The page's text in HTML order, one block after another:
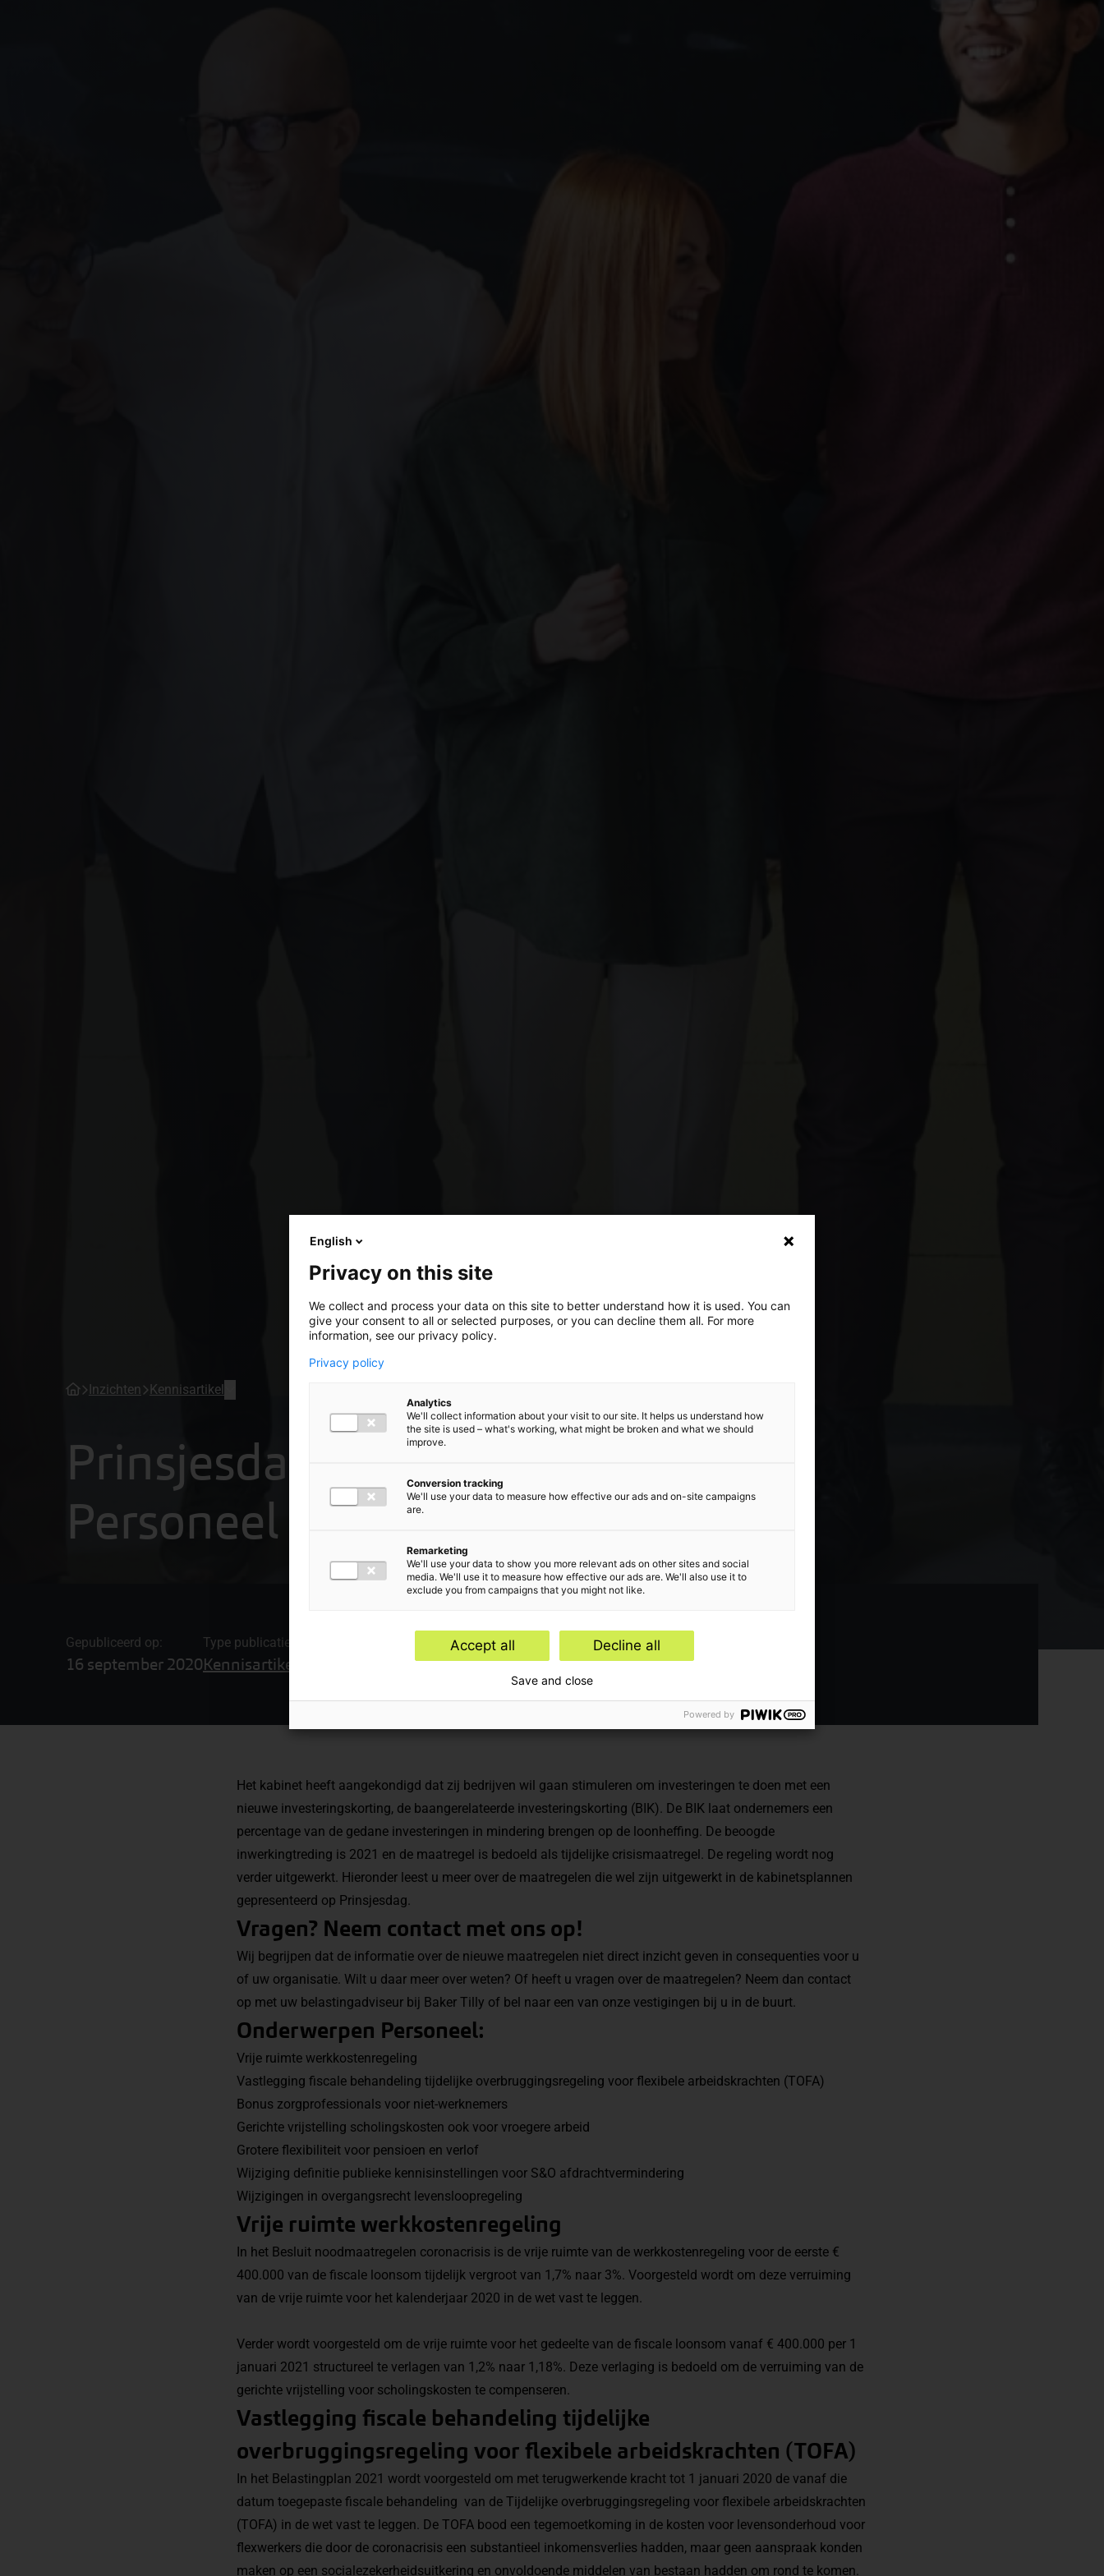
Inzichten Kennisartikel
Prinsjesdag 2020:
Personeel
Gepubliceerd op:
16 september 2020
Type publicatie
Kennisartikel
Het kabinet heeft aangekondigd dat zij bedrijven wil gaan stimuleren om investeringen te doen met een
nieuwe investeringskorting, de baangerelateerde investeringskorting (BIK). De BIK laat ondernemers een
percentage van de gedane investeringen in mindering brengen op de loonheffing. De beoogde
inwerkingtreding is 2021 en de maatregel is bedoeld als tijdelijke crisismaatregel. De regeling wordt nog
verder uitgewerkt. Hieronder leest u meer over de maatregelen die wel zijn uitgewerkt in de kabinetsplannen
gepresenteerd op Prinsjesdag.
Vragen? Neem contact met ons op!
Wij begrijpen dat de informatie over de nieuwe maatregelen niet direct inzicht geven in consequenties voor u
of uw organisatie. Wilt u daar meer over weten? Of heeft u vragen over de maatregelen? Neem dan contact
op met uw belastingadviseur bij Baker Tilly of bel naar een van onze vestigingen bij u in de buurt.
Onderwerpen Personeel:
Vrije ruimte werkkostenregeling
Vastlegging fiscale behandeling tijdelijke overbruggingsregeling voor flexibele arbeidskrachten (TOFA)
Bonus zorgprofessionals voor niet-werknemers
Gerichte vrijstelling scholingskosten ook voor vroegere arbeid
Grotere flexibiliteit voor pensioen en verlof
Wijziging definitie publieke kennisinstellingen voor S&O afdrachtvermindering
Wijzigingen in overgangsrecht levensloopregeling
Vrije ruimte werkkostenregeling
In het Besluit noodmaatregelen coronacrisis is de vrije ruimte van de werkkostenregeling voor de eerste €
400.000 van de fiscale loonsom tijdelijk vergroot van 1,7% naar 3%. Voorgesteld wordt om deze verruiming
van de vrije ruimte voor het kalenderjaar 2020 in de wet vast te leggen.
Verder wordt voorgesteld om de vrije ruimte voor het gedeelte van de fiscale loonsom vanaf € 400.000 per 1
januari 2021 structureel te verlagen van 1,2% naar 1,18%. Deze verlaging is bedoeld om de verruiming van de
gerichte vrijstelling voor scholingskosten te compenseren.
Vastlegging fiscale behandeling tijdelijke
overbruggingsregeling voor flexibele arbeidskrachten (TOFA)
In het Belastingplan 2021 wordt voorgesteld om met terugwerkende kracht tot 1 januari 2020 de vanaf die
datum toegepaste fiscale behandeling van de Tijdelijke overbruggingsregeling voor flexibele arbeidskrachten
(TOFA) in de wet vast te leggen. De TOFA bood een tegemoetkoming in de kosten voor levensonderhoud voor
flexwerkers die door de coronacrisis een substantieel inkomensverlies hadden, maar geen aanspraak konden
maken op een socialezekerheidsuitkering en onvoldoende middelen van bestaan hadden om rond te komen.
English
Privacy on this site
We collect and process your data on this site to better understand how it is used. You can
give your consent to all or selected purposes, or you can decline them all. For more
information, see our privacy policy.
Privacy policy
Analytics
We'll collect information about your visit to our site. It helps us understand how
the site is used – what's working, what might be broken and what we should
improve.
Conversion tracking
We'll use your data to measure how effective our ads and on-site campaigns
are.
Remarketing
We'll use your data to show you more relevant ads on other sites and social
media. We'll use it to measure how effective our ads are. We'll also use it to
exclude you from campaigns that you might not like.
Accept all Decline all
Save and close
Powered by